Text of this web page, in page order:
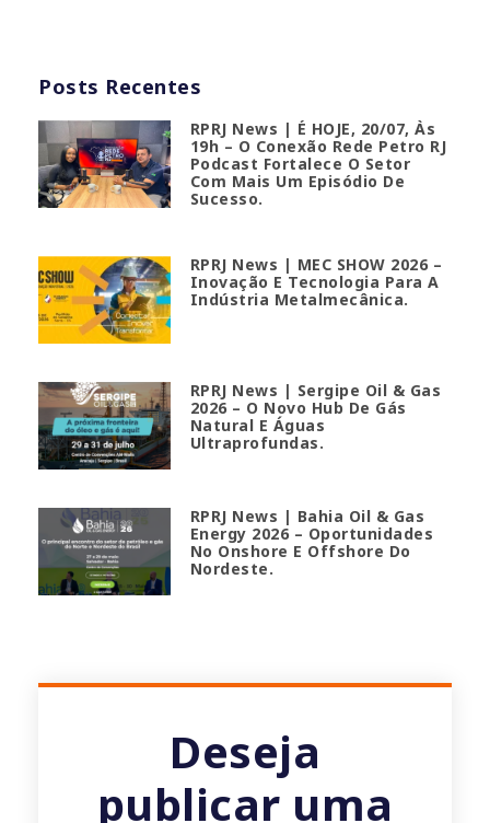
Posts Recentes
RPRJ News | É HOJE, 20/07, Às
19h – O Conexão Rede Petro RJ
Podcast Fortalece O Setor
Com Mais Um Episódio De
Sucesso.
RPRJ News | MEC SHOW 2026 –
Inovação E Tecnologia Para A
Indústria Metalmecânica.
RPRJ News | Sergipe Oil & Gas
2026 – O Novo Hub De Gás
Natural E Águas
Ultraprofundas.
RPRJ News | Bahia Oil & Gas
Energy 2026 – Oportunidades
No Onshore E Offshore Do
Nordeste.
Deseja
publicar uma